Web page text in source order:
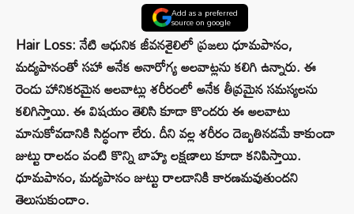
Add as a preferred
source on google
Hair Loss: నేటి ఆధునిక జీవనశైలిలో ప్రజలు ధూమపానం,
మద్యపానంతో సహా అనేక అనారోగ్య అలవాట్లను కలిగి ఉన్నారు. ఈ
రెండు హానికరమైన అలవాట్లు శరీరంలో అనేక తీవ్రమైన సమస్యలను
కలిగిస్తాయి. ఈ విషయం తెలిసి కూడా కొందరు ఈ అలవాటు
మానుకోవడానికి సిద్ధంగా లేరు. దీని వల్ల శరీరం దెబ్బతినడమే కాకుండా
జుట్టు రాలడం వంటి కొన్ని బాహ్య లక్షణాలు కూడా కనిపిస్తాయి.
ధూమపానం, మద్యపానం జుట్టు రాలడానికి కారణమవుతుందని
తెలుసుకుందాం.